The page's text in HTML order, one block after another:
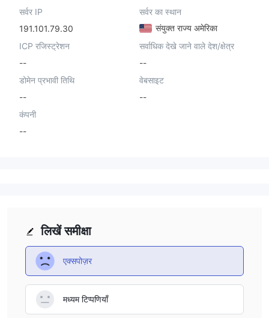
सर्वर IP
191.101.79.30
सर्वर का स्थान
संयुक्त राज्य अमेरिका
ICP रजिस्ट्रेशन
--
सर्वाधिक देखे जाने वाले देश/क्षेत्र
--
डोमेन प्रभावी तिथि
--
वेबसाइट
--
कंपनी
--
लिखें समीक्षा
एक्सपोज़र
मध्यम टिप्पणियाँ